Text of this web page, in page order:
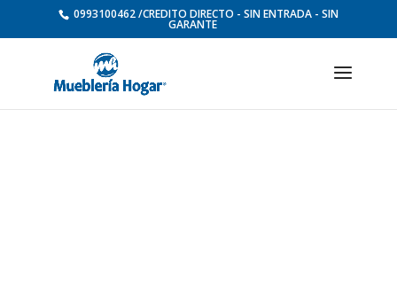
0993100462 /CREDITO DIRECTO - SIN ENTRADA - SIN
GARANTE